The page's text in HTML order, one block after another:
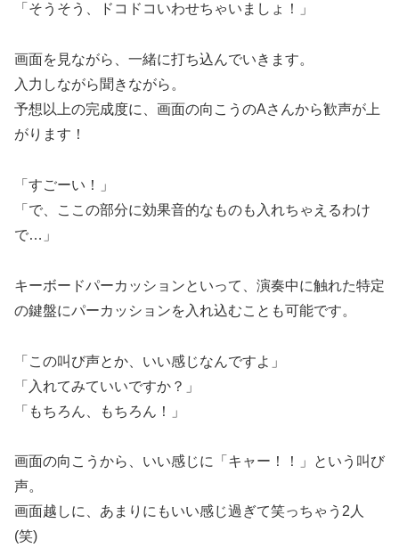
「そうそう、ドコドコいわせちゃいましょ！」
画面を見ながら、一緒に打ち込んでいきます。
入力しながら聞きながら。
予想以上の完成度に、画面の向こうのAさんから歓声が上
がります！
「すごーい！」
「で、ここの部分に効果音的なものも入れちゃえるわけ
で…」
キーボードパーカッションといって、演奏中に触れた特定
の鍵盤にパーカッションを入れ込むことも可能です。
「この叫び声とか、いい感じなんですよ」
「入れてみていいですか？」
「もちろん、もちろん！」
画面の向こうから、いい感じに「キャー！！」という叫び
声。
画面越しに、あまりにもいい感じ過ぎて笑っちゃう2人
(笑)